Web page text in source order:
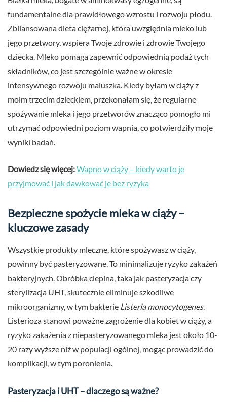
fundamentalne dla prawidłowego wzrostu i rozwoju płodu.
Zbilansowana dieta ciężarnej, która uwzględnia mleko lub
jego przetwory, wspiera Twoje zdrowie i zdrowie Twojego
dziecka. Mleko pomaga zapewnić odpowiednią podaż tych
składników, co jest szczególnie ważne w okresie
intensywnego rozwoju maluszka. Kiedy byłam w ciąży z
moim trzecim dzieckiem, przekonałam się, że regularne
spożywanie mleka i jego przetworów znacząco pomogło mi
utrzymać odpowiedni poziom wapnia, co potwierdziły moje
wyniki badań.
Dowiedz się więcej:Wapno w ciąży – kiedy warto je
przyjmować i jak dawkować je bez ryzyka
Bezpieczne spożycie mleka w ciąży –
kluczowe zasady
Wszystkie produkty mleczne, które spożywasz w ciąży,
powinny być pasteryzowane. To minimalizuje ryzyko zakażeń
bakteryjnych. Obróbka cieplna, taka jak pasteryzacja czy
sterylizacja UHT, skutecznie eliminuje szkodliwe
mikroorganizmy, w tym bakterie Listeria monocytogenes.
Listerioza stanowi poważne zagrożenie dla kobiet w ciąży, a
ryzyko zakażenia z niepasteryzowanego mleka jest około 10-
20 razy wyższe niż w populacji ogólnej, mogąc prowadzić do
komplikacji, w tym poronienia.
Pasteryzacja i UHT – dlaczego są ważne?